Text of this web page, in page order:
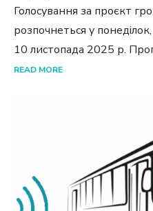
Голосування за проєкт
розпочнеться у
10 листопада 2025 р.
READ MORE